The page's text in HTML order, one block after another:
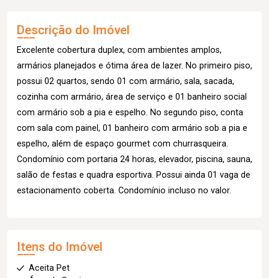
Descrição do Imóvel
Excelente cobertura duplex, com ambientes amplos,
armários planejados e ótima área de lazer. No primeiro piso,
possui 02 quartos, sendo 01 com armário, sala, sacada,
cozinha com armário, área de serviço e 01 banheiro social
com armário sob a pia e espelho. No segundo piso, conta
com sala com painel, 01 banheiro com armário sob a pia e
espelho, além de espaço gourmet com churrasqueira.
Condomínio com portaria 24 horas, elevador, piscina, sauna,
salão de festas e quadra esportiva. Possui ainda 01 vaga de
estacionamento coberta. Condomínio incluso no valor.
Itens do Imóvel
Aceita Pet